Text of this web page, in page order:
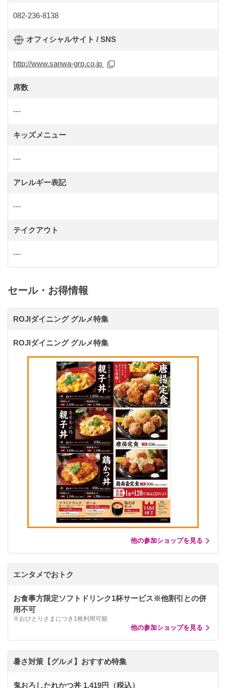
082-236-8138
オフィシャルサイト / SNS
http://www.sanwa-grp.co.jp
席数
---
キッズメニュー
---
アレルギー表記
---
テイクアウト
---
セール・お得情報
ROJIダイニング グルメ特集
ROJIダイニング グルメ特集
他の参加ショップを見る
エンタメでおトク
お食事方限定ソフトドリンク1杯サービス※他割引との併
用不可
※おひとりさまにつき1枚利用可能
他の参加ショップを見る
暑さ対策【グルメ】おすすめ特集
鬼おろしたれかつ丼 1,419円（税込）